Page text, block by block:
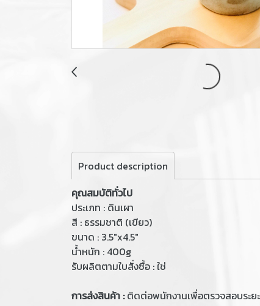
Product description
คุณสมบัติทั่วไป
ประเภท : ดินเผา
สี : ธรรมชาติ (เขียว)
ขนาด : 3.5"x4.5"
น้ำหนัก : 400g
รับผลิตตามใบสั่งซื้อ : ใช่
การส่งสินค้า :ติดต่อพนักงานเพื่อตรวจสอบระยะ